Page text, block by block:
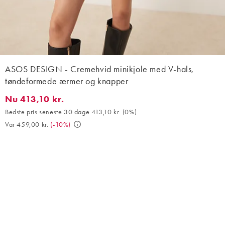
ASOS DESIGN - Cremehvid minikjole med V-hals,
tøndeformede ærmer og knapper
Nu 413,10 kr.. Bedste pris seneste 30 dage 413,10 kr. (0%). Var
Nu 413,10 kr.
Bedste pris seneste 30 dage 413,10 kr. (0%)
Var 459,00 kr. (-10%)